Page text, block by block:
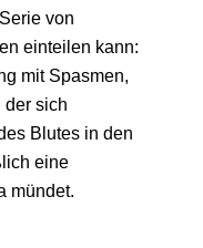
von
einteilen kann:
mit Spasmen,
der sich
Blutes in den
eine
mündet.